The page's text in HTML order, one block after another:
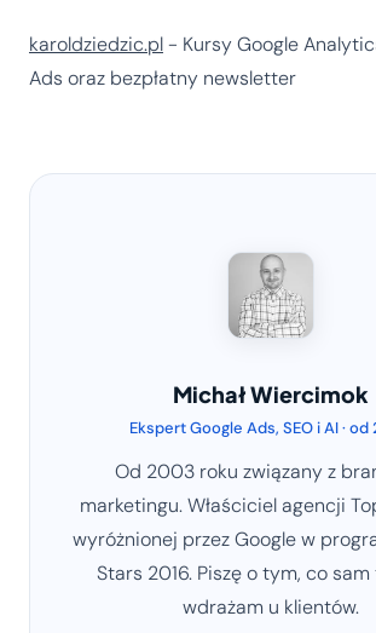
karoldziedzic.pl- Kursy Google
Ads oraz bezpłatny newsletter
Michał Wiercimok
Ekspert Google Ads, SEO i AI ·
Od 2003 roku związany z
marketingu. Właściciel agencji
wyróżnionej przez Google w
Stars 2016. Piszę o tym, co
wdrażam u klientów.